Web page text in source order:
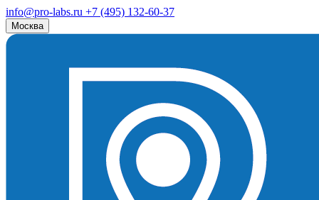
info@pro-labs.ru +7 (495) 132-60-37
Москва